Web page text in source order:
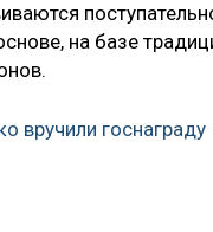
на базе
вручили госнаграду